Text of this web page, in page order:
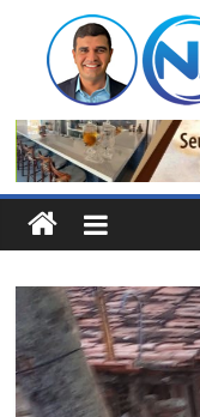
conteúdo
Nova
Por
Daniel
Pereira